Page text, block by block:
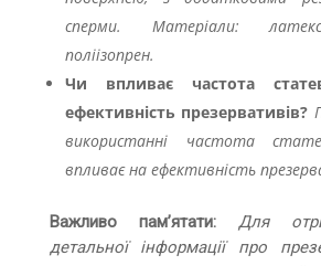
сперми. Матеріали:
поліізопрен.
Чи впливає частота
ефективність презервативів?
використанні частота
впливає на ефективність
Важливо пам’ятати:
Для
детальної інформації про